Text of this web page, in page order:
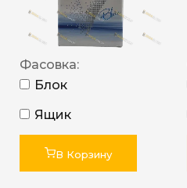
Фасовка:
Блок
Ящик
В Корзину